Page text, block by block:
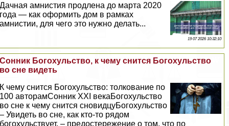
Дачная амнистия продлена до марта 2020
года — как оформить дом в рамках
амнистии, для чего это нужно делать...
19 07 2026 10:32:10
Сонник Богохульство, к чему снится Богохульство
во сне видеть
К чему снится Богохульство: толкование по
100 авторамСонник XXI векаБогохульство
во сне к чему снится сновидцуБогохульство
– Увидеть во сне, как кто-то рядом
богохульствует, – предостережение о том, что по